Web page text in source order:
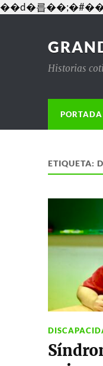
��d�릅��
Historias
PORTADA
ETIQUETA: